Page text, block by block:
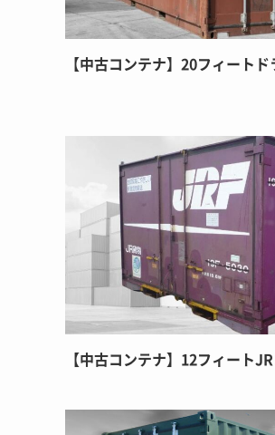
【中古コンテナ】20フィート
【中古コンテナ】12フィート